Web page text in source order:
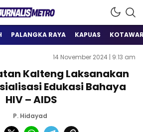
Jurnalis Metro
Wadah Informasi
PALANGKA RAYA KAPUAS
14 November 2024 | 9:13 am
Kalteng Laksanakan
Edukasi Bahaya
HIV – AIDS
P. Hidayad